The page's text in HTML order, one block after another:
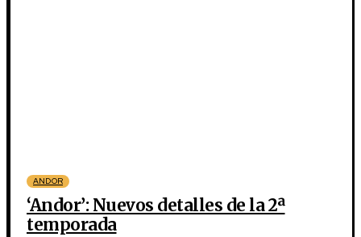
ANDOR
‘Andor’: Nuevos detalles de la 2ª
temporada